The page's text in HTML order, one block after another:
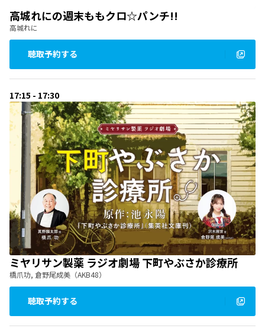
高城れにの週末ももクロ☆パンチ!!
高城れに
聴取予約する
17:15 - 17:30
ミヤリサン製薬 ラジオ劇場 下町やぶさか診療所
橋爪功, 倉野尾成美（AKB48）
聴取予約する